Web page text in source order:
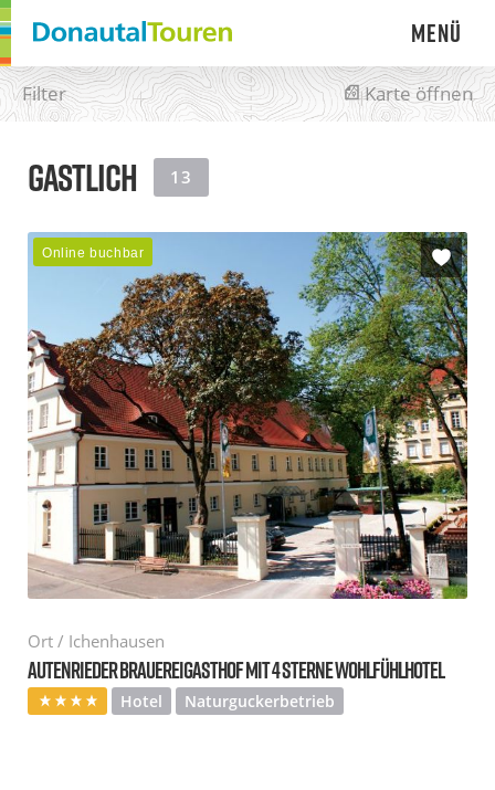
Menü
Filter
Karte öffnen
GASTLICH 13
Online buchbar
Ort / Ichenhausen
AUTENRIEDER BRAUEREIGASTHOF MIT 4 STERNE WOHLFÜHLHOTEL
Hotel Naturguckerbetrieb